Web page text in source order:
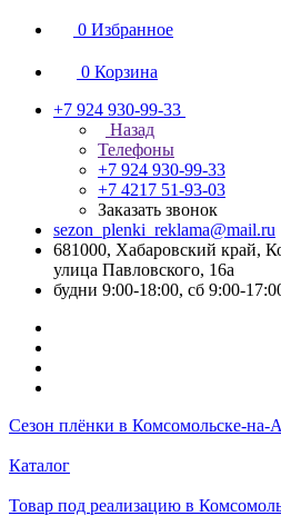
0 Избранное
0 Корзина
+7 924 930-99-33
Назад
Телефоны
+7 924 930-99-33
+7 4217 51-93-03
Заказать звонок
sezon_plenki_reklama@mail.ru
681000, Хабаровский край,
улица Павловского, 16а
будни 9:00-18:00, сб 9:00-
Сезон плёнки в Комсомольске-на-
Каталог
Товар под реализацию в